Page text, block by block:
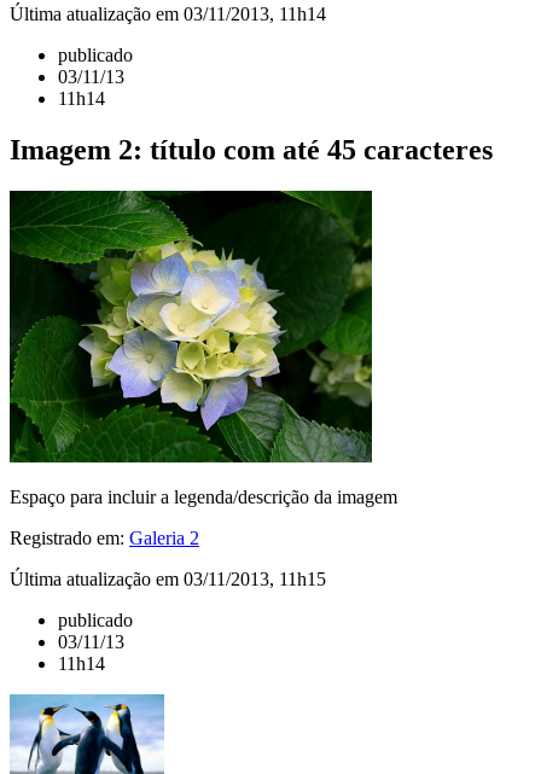
Última atualização em 03/11/2013, 11h14
publicado
03/11/13
11h14
Imagem 2: título com até 45 caracteres
Espaço para incluir a legenda/descrição da imagem
Registrado em: Galeria 2
Última atualização em 03/11/2013, 11h15
publicado
03/11/13
11h14